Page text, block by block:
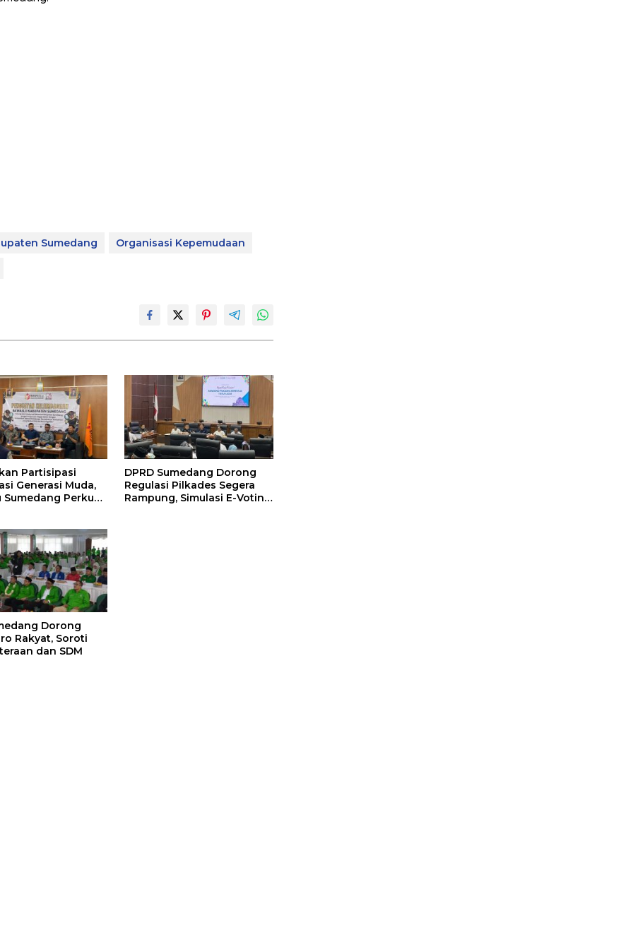
Sumedang Organisasi Kepemudaan
Partisipasi
Generasi Muda,
Sumedang Perkuat
DPRD Sumedang Dorong
Regulasi Pilkades Segera
Rampung, Simulasi E-Voting
Dorong
Rakyat, Soroti
dan SDM